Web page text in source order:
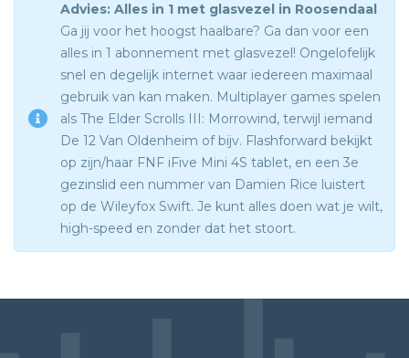
Advies: Alles in 1 met glasvezel in Roosendaal
Ga jij voor het hoogst haalbare? Ga dan voor een
alles in 1 abonnement met glasvezel! Ongelofelijk
snel en degelijk internet waar iedereen maximaal
gebruik van kan maken. Multiplayer games spelen
als The Elder Scrolls III: Morrowind, terwijl iemand
De 12 Van Oldenheim of bijv. Flashforward bekijkt
op zijn/haar FNF iFive Mini 4S tablet, en een 3e
gezinslid een nummer van Damien Rice luistert
op de Wileyfox Swift. Je kunt alles doen wat je wilt,
high-speed en zonder dat het stoort.